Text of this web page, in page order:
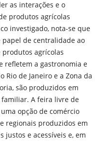
as interações e o
produtos agrícolas
investigado, nota-se que
de centralidade ao
agrícolas
refletem a gastronomia e
Rio de Janeiro e a Zona da
são produzidos em
A feira livre de
opção de comércio
regionais produzidos em
justos e acessíveis e, em